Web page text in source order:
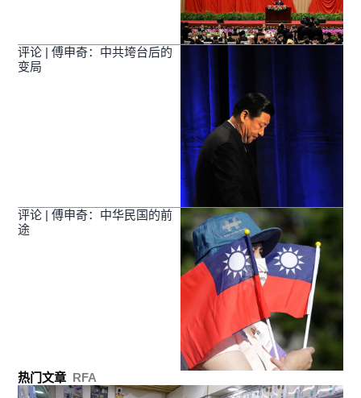
评论 | 傅申奇：中共垮台后的
变局
评论 | 傅申奇：中华民国的前
途
热门文章 RFA